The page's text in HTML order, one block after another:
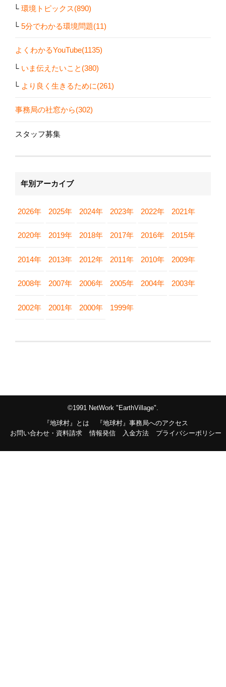
環境トピックス(890)
5分でわかる環境問題(11)
よくわかるYouTube(1135)
いま伝えたいこと(380)
より良く生きるために(261)
事務局の社窓から(302)
スタッフ募集
年別アーカイブ
2026年 2025年 2024年 2023年 2022年 2021年
2020年 2019年 2018年 2017年 2016年 2015年
2014年 2013年 2012年 2011年 2010年 2009年
2008年 2007年 2006年 2005年 2004年 2003年
2002年 2001年 2000年 1999年
©1991 NetWork "EarthVillage".
『地球村』とは
『地球村』事務局へのアクセス
お問い合わせ・資料請求
情報発信 入金方法 プライバシーポリシー